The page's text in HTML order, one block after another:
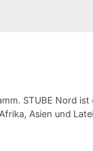
STUBE Nord
Asien und